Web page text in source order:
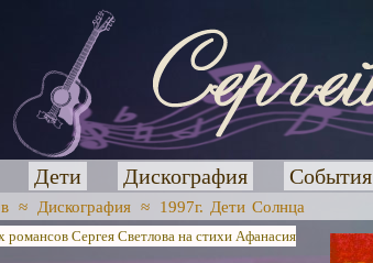
Дети Дискография События
≈ Дискография ≈ 1997г. Дети Солнца
романсов Сергея Светлова на стихи Афанасия